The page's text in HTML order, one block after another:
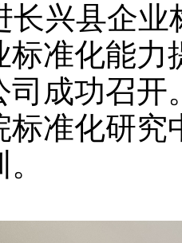
县企业
标准化能力
司成功召
标准化研究